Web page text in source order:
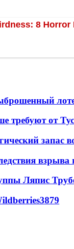
требуют от
запас
взрыва
Ляпис
3879